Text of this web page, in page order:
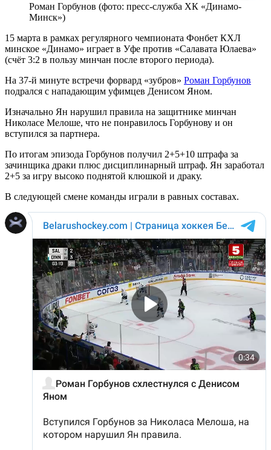
Роман Горбунов (фото: пресс-служба ХК «Динамо-
Минск»)
15 марта в рамках регулярного чемпионата Фонбет КХЛ
минское «Динамо» играет в Уфе против «Салавата Юлаева»
(счёт 3:2 в пользу минчан после второго периода).
На 37-й минуте встречи форвард «зубров» Роман Горбунов
подрался с нападающим уфимцев Денисом Яном.
Изначально Ян нарушил правила на защитнике минчан
Николасе Мелоше, что не понравилось Горбунову и он
вступился за партнера.
По итогам эпизода Горбунов получил 2+5+10 штрафа за
зачинщика драки плюс дисциплинарный штраф. Ян заработал
2+5 за игру высоко поднятой клюшкой и драку.
В следующей смене команды играли в равных составах.